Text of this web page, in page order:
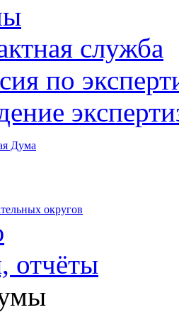
служба
по
округов
отчёты